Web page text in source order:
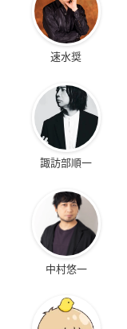
速水奨
諏訪部順一
中村悠一